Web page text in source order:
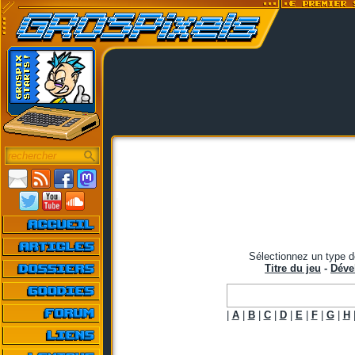
Sélectionnez un type
Titre du jeu -
A| B| C| D| E| F| G| H